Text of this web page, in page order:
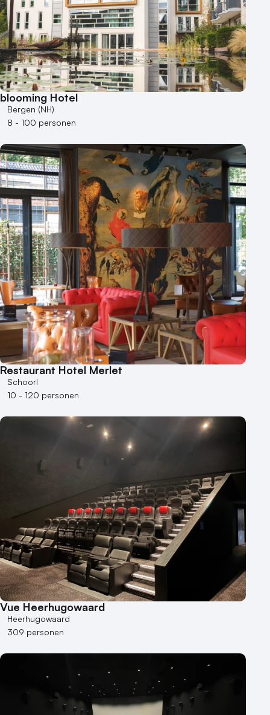
blooming Hotel
Bergen (NH)
8 - 100 personen
Restaurant Hotel Merlet
Schoorl
10 - 120 personen
Vue Heerhugowaard
Heerhugowaard
309 personen